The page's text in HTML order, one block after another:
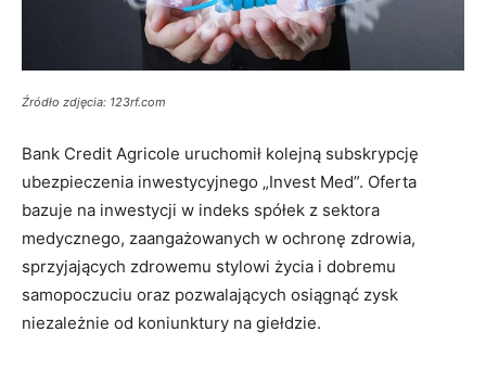
Źródło zdjęcia: 123rf.com
Bank Credit Agricole uruchomił kolejną subskrypcję
ubezpieczenia inwestycyjnego „Invest Med”. Oferta
bazuje na inwestycji w indeks spółek z sektora
medycznego, zaangażowanych w ochronę zdrowia,
sprzyjających zdrowemu stylowi życia i dobremu
samopoczuciu oraz pozwalających osiągnąć zysk
niezależnie od koniunktury na giełdzie.